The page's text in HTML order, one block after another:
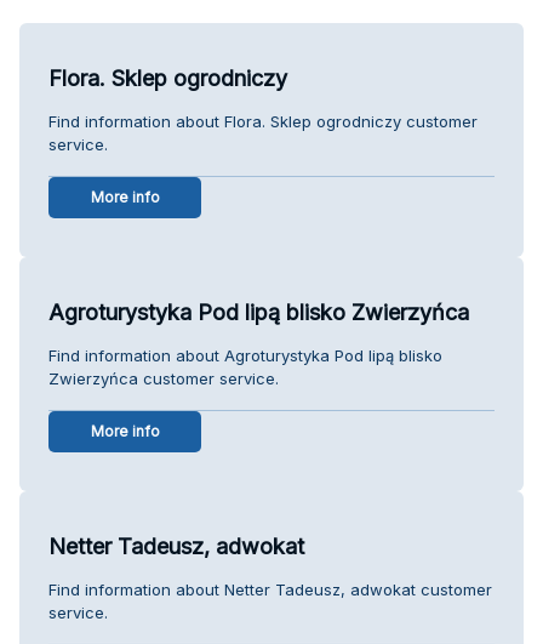
Flora. Sklep ogrodniczy
Find information about Flora. Sklep ogrodniczy customer
service.
More info
Agroturystyka Pod lipą blisko Zwierzyńca
Find information about Agroturystyka Pod lipą blisko
Zwierzyńca customer service.
More info
Netter Tadeusz, adwokat
Find information about Netter Tadeusz, adwokat customer
service.